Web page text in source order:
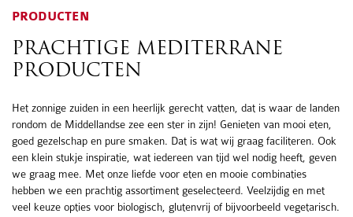
PRODUCTEN
PRACHTIGE MEDITERRANE
PRODUCTEN
Het zonnige zuiden in een heerlijk gerecht vatten, dat is waar de landen
rondom de Middellandse zee een ster in zijn! Genieten van mooi eten,
goed gezelschap en pure smaken. Dat is wat wij graag faciliteren. Ook
een klein stukje inspiratie, wat iedereen van tijd wel nodig heeft, geven
we graag mee. Met onze liefde voor eten en mooie combinaties
hebben we een prachtig assortiment geselecteerd. Veelzijdig en met
veel keuze opties voor biologisch, glutenvrij of bijvoorbeeld vegetarisch.